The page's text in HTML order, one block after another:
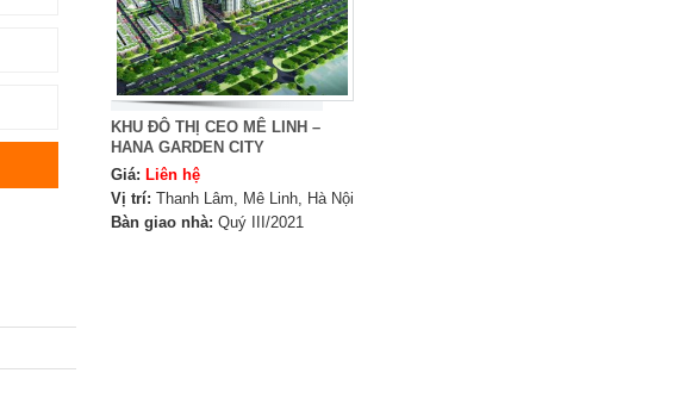
KHU ĐÔ THỊ CEO MÊ LINH –
HANA GARDEN CITY
Giá: Liên hệ
Vị trí: Thanh Lâm, Mê Linh, Hà Nội
Bàn giao nhà: Quý III/2021